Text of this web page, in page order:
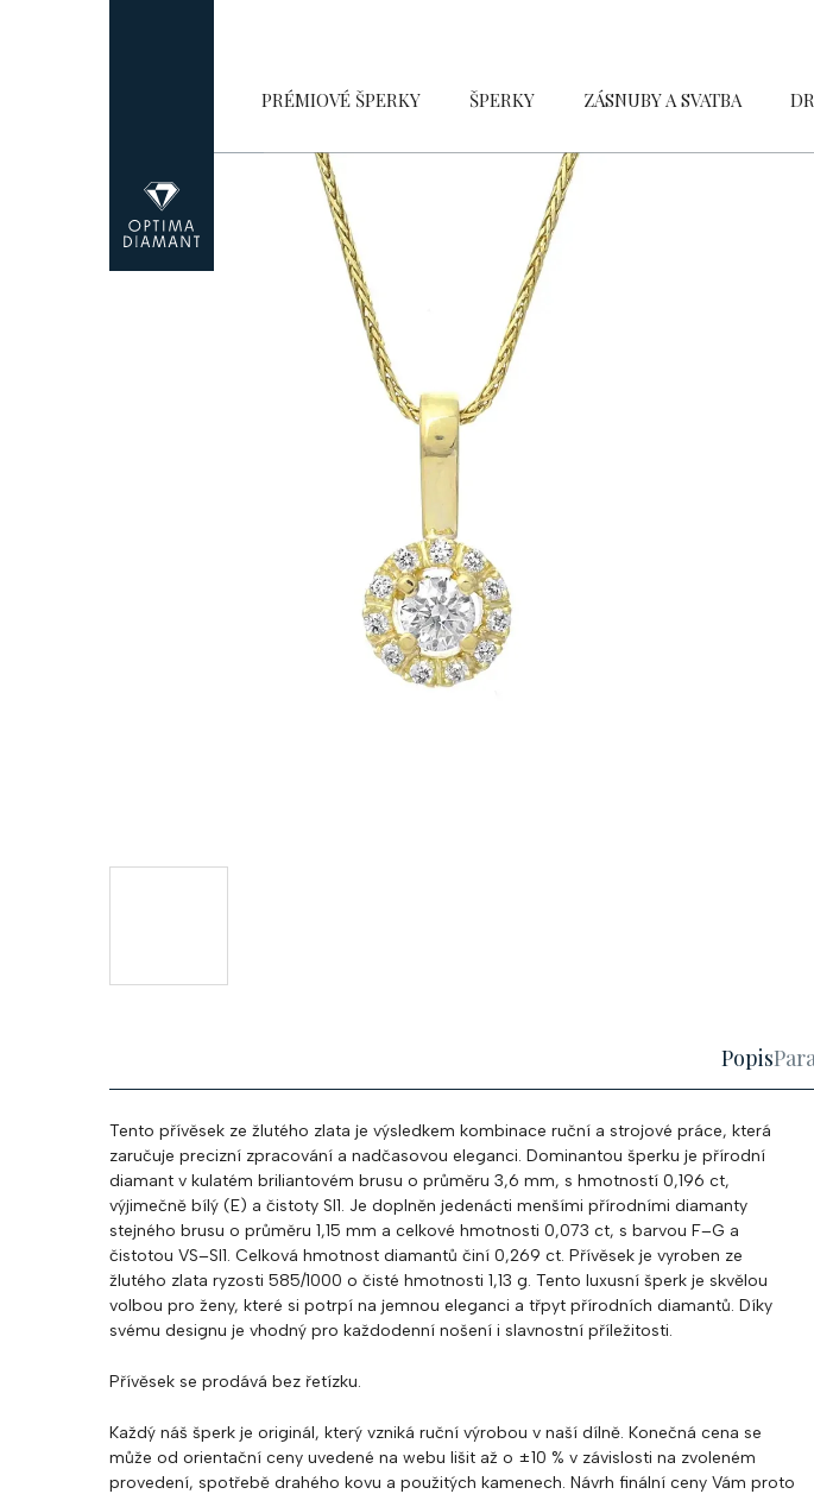
PRÉMIOVÉ ŠPERKY ŠPERKY ZÁSNUBY A SVATBA
Popis
Tento přívěsek ze žlutého zlata je výsledkem kombinace ruční a strojové práce, která
zaručuje precizní zpracování a nadčasovou eleganci. Dominantou šperku je přírodní
diamant v kulatém briliantovém brusu o průměru 3,6 mm, s hmotností 0,196 ct,
výjimečně bílý (E) a čistoty SI1. Je doplněn jedenácti menšími přírodními diamanty
stejného brusu o průměru 1,15 mm a celkové hmotnosti 0,073 ct, s barvou F–G a
čistotou VS–SI1. Celková hmotnost diamantů činí 0,269 ct. Přívěsek je vyroben ze
žlutého zlata ryzosti 585/1000 o čisté hmotnosti 1,13 g. Tento luxusní šperk je skvělou
volbou pro ženy, které si potrpí na jemnou eleganci a třpyt přírodních diamantů. Díky
svému designu je vhodný pro každodenní nošení i slavnostní příležitosti.
Přívěsek se prodává bez řetízku.
Každý náš šperk je originál, který vzniká ruční výrobou v naší dílně. Konečná cena se
může od orientační ceny uvedené na webu lišit až o ±10 % v závislosti na zvoleném
provedení, spotřebě drahého kovu a použitých kamenech. Návrh finální ceny Vám proto